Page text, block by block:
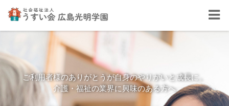
ご利用者様のありがとうが自身のやりがいと成長に。
介護・福祉の業界に興味のある方へ